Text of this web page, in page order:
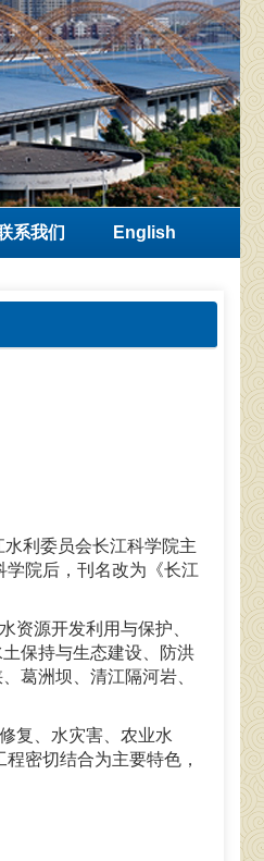
系我们 English
利委员会长江科学院主
院后，刊名改为《长江
资源开发利用与保护、
保持与生态建设、防洪
葛洲坝、清江隔河岩、
复、水灾害、农业水
密切结合为主要特色，